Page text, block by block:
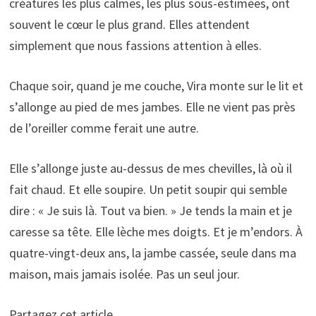
créatures les plus calmes, les plus sous-estimées, ont
souvent le cœur le plus grand. Elles attendent
simplement que nous fassions attention à elles.
Chaque soir, quand je me couche, Vira monte sur le lit et
s’allonge au pied de mes jambes. Elle ne vient pas près
de l’oreiller comme ferait une autre.
Elle s’allonge juste au-dessus de mes chevilles, là où il
fait chaud. Et elle soupire. Un petit soupir qui semble
dire : « Je suis là. Tout va bien. » Je tends la main et je
caresse sa tête. Elle lèche mes doigts. Et je m’endors. À
quatre-vingt-deux ans, la jambe cassée, seule dans ma
maison, mais jamais isolée. Pas un seul jour.